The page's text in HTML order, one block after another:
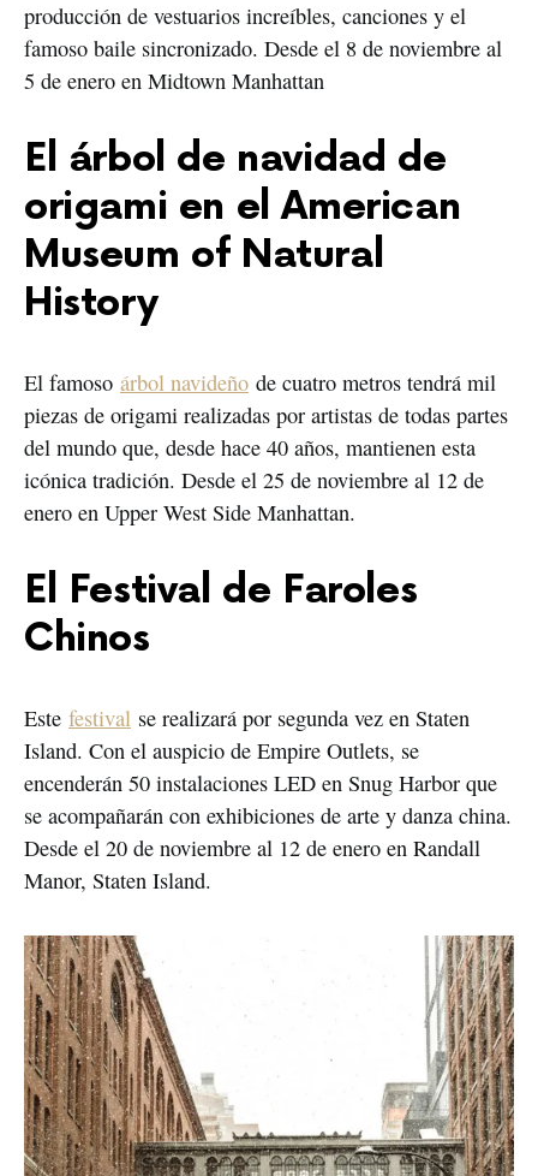
producción de vestuarios increíbles, canciones y el
famoso baile sincronizado. Desde el 8 de noviembre al
5 de enero en Midtown Manhattan
El árbol de navidad de
origami en el American
Museum of Natural
History
El famoso árbol navideño de cuatro metros tendrá mil
piezas de origami realizadas por artistas de todas partes
del mundo que, desde hace 40 años, mantienen esta
icónica tradición. Desde el 25 de noviembre al 12 de
enero en Upper West Side Manhattan.
El Festival de Faroles
Chinos
Este festival se realizará por segunda vez en Staten
Island. Con el auspicio de Empire Outlets, se
encenderán 50 instalaciones LED en Snug Harbor que
se acompañarán con exhibiciones de arte y danza china.
Desde el 20 de noviembre al 12 de enero en Randall
Manor, Staten Island.